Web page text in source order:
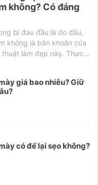
không? Có đáng
bị đau đầu là do đâu,
không là băn khoăn của
làm đẹp này. Thực...
giá bao nhiêu? Giữ
có để lại sẹo không?